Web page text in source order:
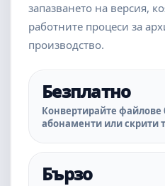
запазването на версия,
работните процеси за
производство.
Безплатно
Конвертирайте файлове
абонаменти или скрити
Бързо